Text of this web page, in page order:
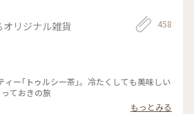
リジナル雑貨 458
ィー｢トゥルシー茶｣。冷たくしても美味しい
ておきの旅
もっとみる